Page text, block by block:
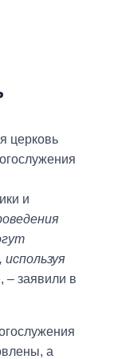
церковь
и
, – заявили в
а